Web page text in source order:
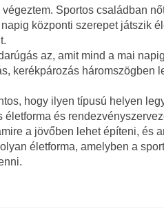
Sportos családban
központi szerepet játszik
az, amit mind a mai
kerékpározás háromszögben
hogy ilyen típusú helyen
életforma és
a jövőben lehet építeni, és
életforma, amelyben a